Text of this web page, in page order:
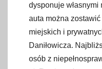
dysponuje
auta można
miejskich i
Daniłowicza.
osób z